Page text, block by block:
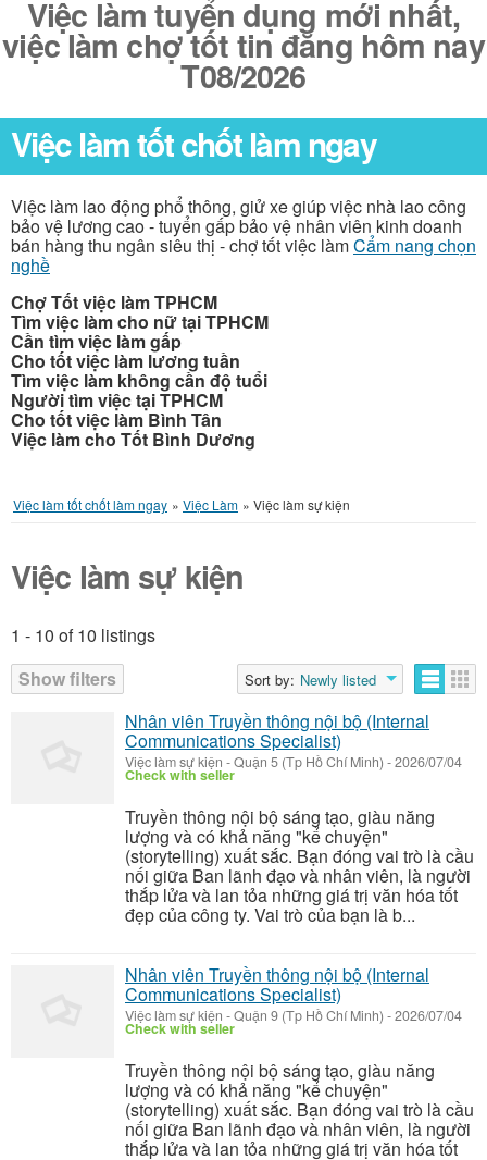
Việc làm tuyển dụng mới nhất,
việc làm chợ tốt tin đăng hôm nay
T08/2026
Việc làm tốt chốt làm ngay
Việc làm lao động phổ thông, giử xe giúp việc nhà lao công
bảo vệ lương cao - tuyển gấp bảo vệ nhân viên kinh doanh
bán hàng thu ngân siêu thị - chợ tốt việc làmCẩm nang chọn
nghề
Chợ Tốt việc làm TPHCM
Tìm việc làm cho nữ tại TPHCM
Cần tìm việc làm gấp
Cho tốt việc làm lương tuần
Tìm việc làm không cần độ tuổi
Người tìm việc tại TPHCM
Cho tốt việc làm Bình Tân
Việc làm cho Tốt Bình Dương
Việc làm tốt chốt làm ngay » Việc Làm » Việc làm sự kiện
Việc làm sự kiện
1 - 10 of 10 listings
Show filters
Sort by: Newly listed
Listings
Nhân viên Truyền thông nội bộ (Internal
Communications Specialist)
Việc làm sự kiện -Quận 5 (Tp Hồ Chí Minh) -2026/07/04
Check with seller
Truyền thông nội bộ sáng tạo, giàu năng
lượng và có khả năng "kể chuyện"
(storytelling) xuất sắc. Bạn đóng vai trò là cầu
nối giữa Ban lãnh đạo và nhân viên, là người
thắp lửa và lan tỏa những giá trị văn hóa tốt
đẹp của công ty. Vai trò của bạn là b...
Nhân viên Truyền thông nội bộ (Internal
Communications Specialist)
Việc làm sự kiện -Quận 9 (Tp Hồ Chí Minh) -2026/07/04
Check with seller
Truyền thông nội bộ sáng tạo, giàu năng
lượng và có khả năng "kể chuyện"
(storytelling) xuất sắc. Bạn đóng vai trò là cầu
nối giữa Ban lãnh đạo và nhân viên, là người
thắp lửa và lan tỏa những giá trị văn hóa tốt